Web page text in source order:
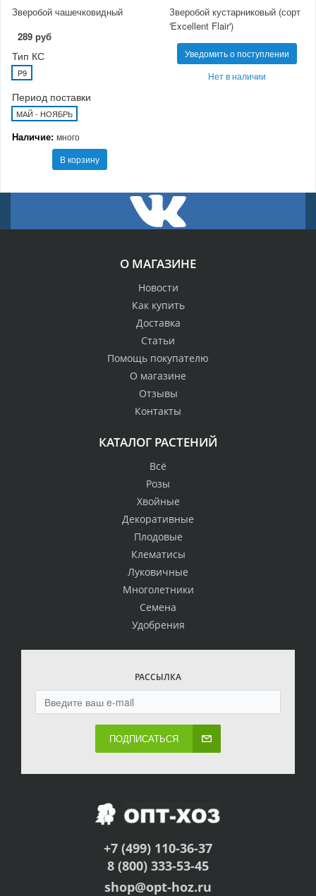
Зверобой чашечковидный
289 руб
Тип КС
P9
Период поставки
МАЙ - НОЯБРЬ
Наличие: много
В корзину
Зверобой кустарниковый (сорт
'Excellent Flair')
Уведомить о поступлении
Нет в наличии
О МАГАЗИНЕ
Новости
Как купить
Доставка
Статьи
Помощь покупателю
О магазине
Отзывы
Контакты
КАТАЛОГ РАСТЕНИЙ
Всё
Розы
Хвойные
Декоративные
Плодовые
Клематисы
Луковичные
Многолетники
Семена
Удобрения
РАССЫЛКА
ПОДПИСАТЬСЯ
+7 (499) 110-36-37
8 (800) 333-53-45
shop@opt-hoz.ru